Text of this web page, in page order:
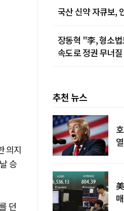
의지
승
던
국산 신약 자큐보,
장동혁 "李, 형소법
속도로 정권 무너
추천 뉴스